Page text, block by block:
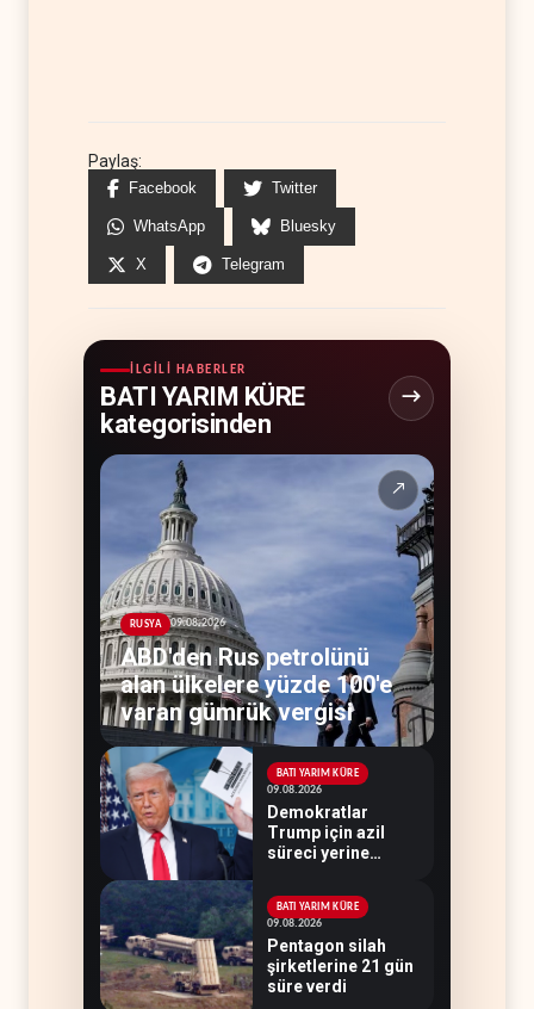
Paylaş:
Facebook Twitter
WhatsApp Bluesky
X Telegram
İLGILI HABERLER
BATI YARIM KÜRE
kategorisinden
↗
RUSYA 09.08.2026
ABD'den Rus petrolünü
alan ülkelere yüzde 100'e
varan gümrük vergisi
BATI YARIM KÜRE
09.08.2026
Demokratlar
Trump için azil
süreci yerine
hazırlıyor
BATI YARIM KÜRE
09.08.2026
Pentagon silah
şirketlerine 21 gün
süre verdi